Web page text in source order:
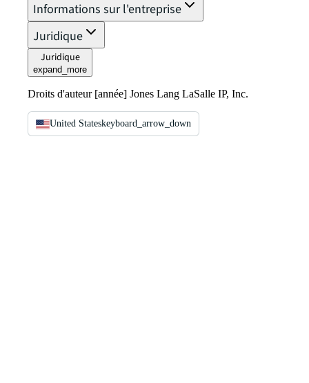
Informations sur l'entreprise
Juridique
Juridique
expand_more
Droits d'auteur [année] Jones Lang LaSalle IP, Inc.
United Stateskeyboard_arrow_down